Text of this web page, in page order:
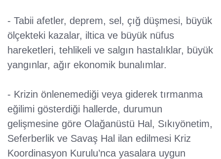
- Tabii afetler, deprem, sel, çığ düşmesi, büyük
ölçekteki kazalar, iltica ve büyük nüfus
hareketleri, tehlikeli ve salgın hastalıklar, büyük
yangınlar, ağır ekonomik bunalımlar.
- Krizin önlenemediği veya giderek tırmanma
eğilimi gösterdiği hallerde, durumun
gelişmesine göre Olağanüstü Hal, Sıkıyönetim,
Seferberlik ve Savaş Hal ilan edilmesi Kriz
Koordinasyon Kurulu’nca yasalara uygun